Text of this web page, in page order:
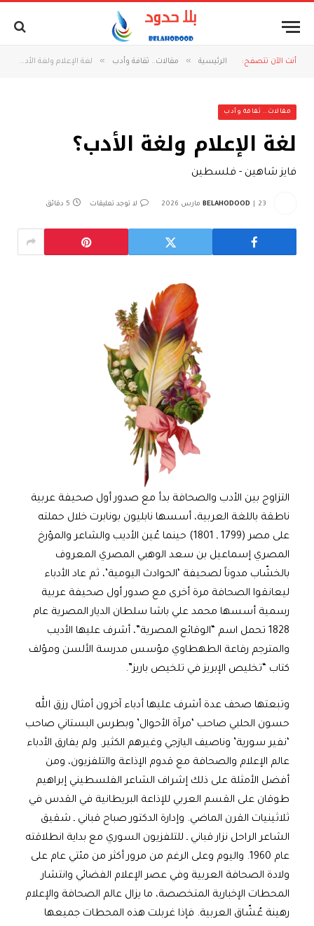
أنت الآن تتصفح: الرئيسية » مقالات.. ثقافة وأدب » لغة الإعلام ولغة الأدب؟
مقالات.. ثقافة وأدب
لغة الإعلام ولغة الأدب؟
فايز شاهين - فلسطين
BELAHODOOD 23 مارس 2026 لا توجد تعليقات 5 دقائق
التزاوج بين الأدب والصحافة بدأ مع صدور أول صحيفة عربية
ناطقة باللغة العربية، أسسها نابليون بونابرت خلال حملته
على مصر (1799 ـ 1801) حينما عُين الأديب والشاعر والمؤرخ
المصري إسماعيل بن سعد الوهبي المصري المعروف
بالخشّاب مدوناً لصحيفة ‘الحوادث اليومية’، ثم عاد الأدباء
ليعانقوا الصحافة مرة أخرى مع صدور أول صحيفة عربية
رسمية أسسها محمد علي باشا سلطان الديار المصرية عام
1828 تحمل اسم “الوقائع المصرية”، أشرف عليها الأديب
والمترجم رفاعة الطهطاوي مؤسس مدرسة الألسن ومؤلف
كتاب “تخليص الإبريز في تلخيص باريز”.
وتبعتها صحف عدة أشرف عليها أدباء آخرون أمثال رزق الله
حسون الحلبي صاحب ‘مرآة الأحوال’ وبطرس البستاني صاحب
‘نفير سورية’ وناصيف اليازجي وغيرهم الكثير. ولم يفارق الأدباء
عالم الإعلام والصحافة مع قدوم الإذاعة والتلفزيون، ومن
أفضل الأمثلة على ذلك إشراف الشاعر الفلسطيني إبراهيم
طوقان على القسم العربي للإذاعة البريطانية في القدس في
ثلاثينيات القرن الماضي. وإدارة الدكتور صباح قباني ـ شقيق
الشاعر الراحل نزار قباني ـ للتلفزيون السوري مع بداية انطلاقته
عام 1960. واليوم وعلى الرغم من مرور أكثر من مئتي عام على
ولادة الصحافة العربية وفي عصر الإعلام الفضائي وانتشار
المحطات الإخبارية المتخصصة، ما يزال عالم الصحافة والإعلام
رهينة عُشّاق العربية. فإذا غربلت هذه المحطات جميعها